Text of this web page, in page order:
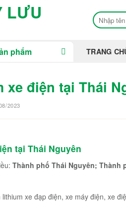
Tìm
kiếm:
phẩm TRANG
xe điện tại Thái
2023
tại Thái Nguyên
Thành phố Thái Nguyên; Thành
xe đạp điện, xe máy điện, xe